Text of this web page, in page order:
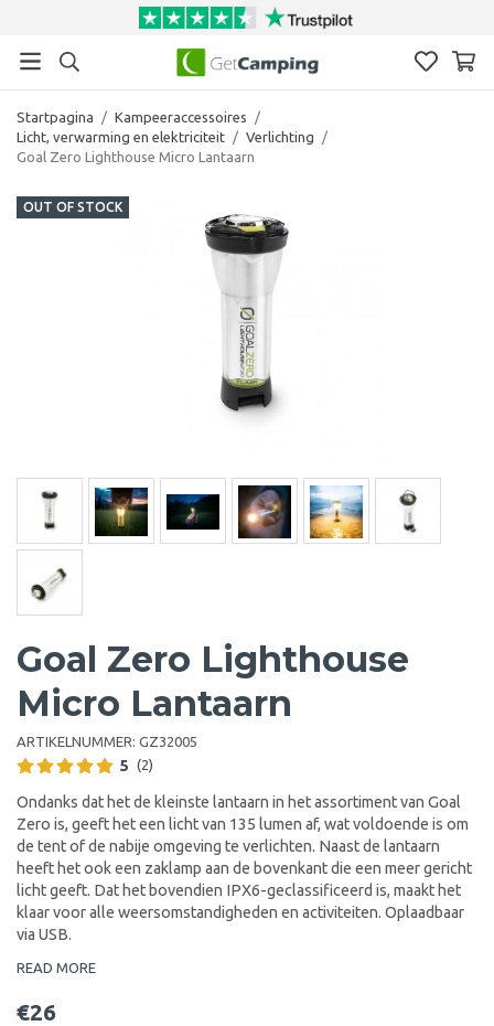
Startpagina / Kampeeraccessoires
/
Licht, verwarming en elektriciteit / Verlichting
/
Goal Zero Lighthouse Micro Lantaarn
OUT OF STOCK
Goal Zero Lighthouse
Micro Lantaarn
ARTIKELNUMMER: GZ32005
5 (2)
Ondanks dat het de kleinste lantaarn in het assortiment van Goal
Zero is, geeft het een licht van 135 lumen af, wat voldoende is om
de tent of de nabije omgeving te verlichten. Naast de lantaarn
heeft het ook een zaklamp aan de bovenkant die een meer gericht
licht geeft. Dat het bovendien IPX6-geclassificeerd is, maakt het
klaar voor alle weersomstandigheden en activiteiten. Oplaadbaar
via USB.
READ MORE
€26